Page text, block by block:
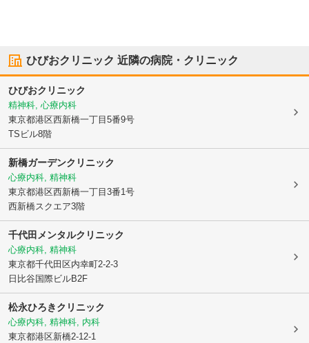
ひびおクリニック 近隣の病院・クリニック
ひびおクリニック
精神科, 心療内科
東京都港区西新橋一丁目5番9号
TSビル8階
新橋ガーデンクリニック
心療内科, 精神科
東京都港区西新橋一丁目3番1号
西新橋スクエア3階
千代田メンタルクリニック
心療内科, 精神科
東京都千代田区内幸町2-2-3
日比谷国際ビルB2F
松永ひろきクリニック
心療内科, 精神科, 内科
東京都港区新橋2-12-1